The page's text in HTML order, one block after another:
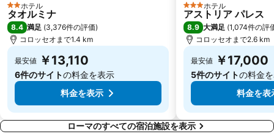
Lepanto Metro Station
Via del Corso
Villa Borghese
サン・ジョバンニ・イン・ラテラノ大聖堂
Giulio Agricola Metro Station
Settecamini
Borgo Antico
St Paul's Within the Walls
2 ホテルのランク
ホテル
タオルミナ
8.4 満足 (3,376件の評価)
コロッセオまで1.4 km
最安値 ￥13,110
6件のサイトの料金を表示
料金を表示
3 ホテルのランク
ホテル
アストリア パレス
8.9 大満足 (1,074件の評
コロッセオまで2.6 km
最安値 ￥17,000
5件のサイトの料金
料金を表
ローマのすべての宿泊施設を表示